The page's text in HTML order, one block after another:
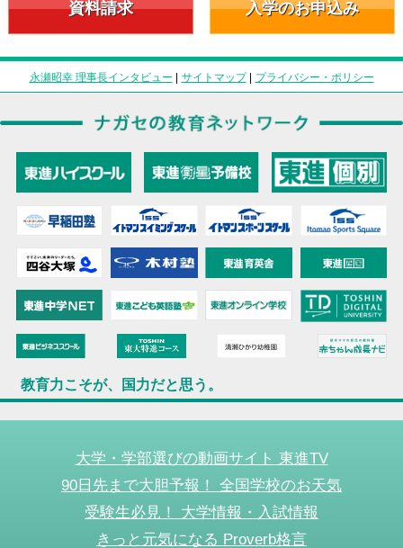
資料請求 入学のお申込み
永瀬昭幸 理事長インタビュー | サイトマップ| プライバシー・ポリシー
教育力こそが、国力だと思う。
大学・学部選びの動画サイト 東進TV
90日先まで大胆予報！ 全国学校のお天気
受験生必見！ 大学情報・入試情報
きっと元気になる Proverb格言